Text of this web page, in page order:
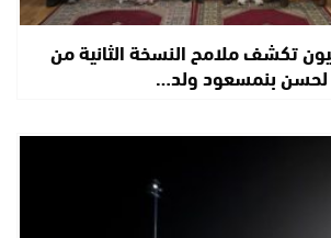
تكشف ملامح النسخة الثانية من
لحسن بنمسعود ولد…